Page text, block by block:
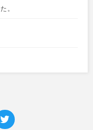
。
ました。